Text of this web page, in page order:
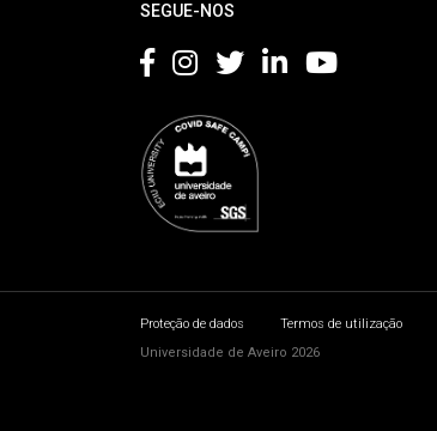
SEGUE-NOS
Proteção de dados Termos de utilização
Universidade de Aveiro 2026